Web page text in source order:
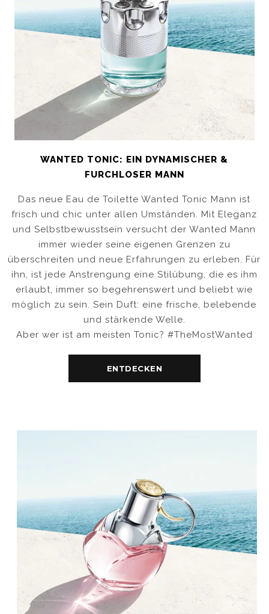
WANTED TONIC: EIN DYNAMISCHER &
FURCHLOSER MANN
Das neue Eau de Toilette Wanted Tonic Mann ist
frisch und chic unter allen Umständen. Mit Eleganz
und Selbstbewusstsein versucht der Wanted Mann
immer wieder seine eigenen Grenzen zu
überschreiten und neue Erfahrungen zu erleben. Für
ihn, ist jede Anstrengung eine Stilübung, die es ihm
erlaubt, immer so begehrenswert und beliebt wie
möglich zu sein. Sein Duft: eine frische, belebende
und stärkende Welle.
Aber wer ist am meisten Tonic? #TheMostWanted
ENTDECKEN